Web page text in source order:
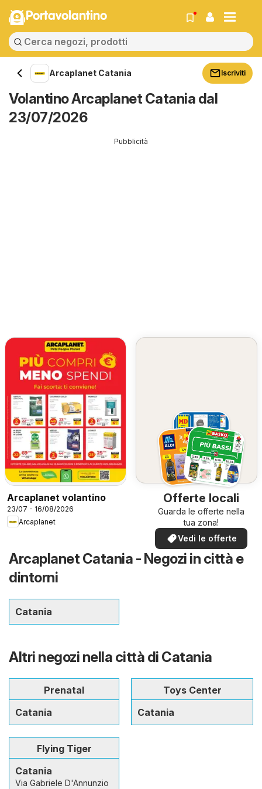
Portavolantino
Arcaplanet Catania Iscriviti
Volantino Arcaplanet Catania dal
23/07/2026
Pubblicità
Arcaplanet volantino
23/07 - 16/08/2026
Arcaplanet
Offerte locali
Guarda le offerte nella
tua zona!
Vedi le offerte
Arcaplanet Catania - Negozi in città e
dintorni
Catania
Altri negozi nella città di Catania
Prenatal
Catania
Toys Center
Catania
Flying Tiger
Catania
Via Gabriele D'Annunzio